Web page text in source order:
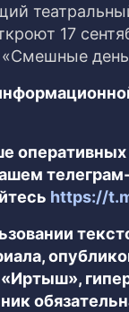
17
«Смешные
оперативных
https://